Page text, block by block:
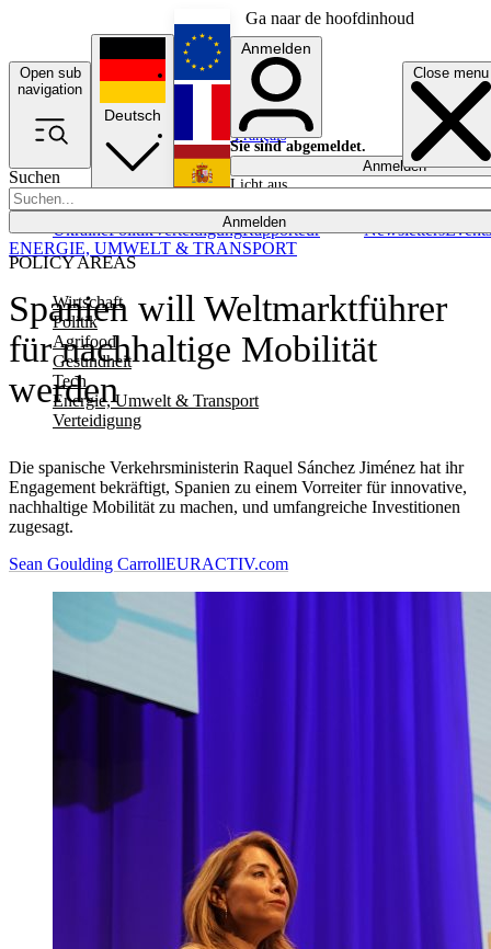
Ga naar de hoofdinhoud
Open sub
navigation
Close menu
Suchen
Anmelden
POLICY AREAS
Wirtschaft
Politik
Agrifood
Gesundheit
Tech
Energie, Umwelt & Transport
Verteidigung
UkrainePolitikVerteidigungRapporteur NewslettersEvents
Deutsch
English
Français
Anmelden
Sie sind abgemeldet.
Anmelden
Licht aus
Spanien will Weltmarktführer
für nachhaltige Mobilität
werden
Die spanische Verkehrsministerin Raquel Sánchez Jiménez hat ihr
Engagement bekräftigt, Spanien zu einem Vorreiter für innovative,
nachhaltige Mobilität zu machen, und umfangreiche Investitionen
zugesagt.
ENERGIE, UMWELT & TRANSPORT
Sean Goulding CarrollEURACTIV.com